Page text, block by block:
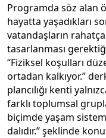
Programda söz alan
hayatta yaşadıkları
vatandaşların
tasarlanması
“Fiziksel koşulları
ortadan kalkıyor.”
plancılığı kenti
farklı toplumsal
biçimde yaşam
dalıdır.” şeklinde